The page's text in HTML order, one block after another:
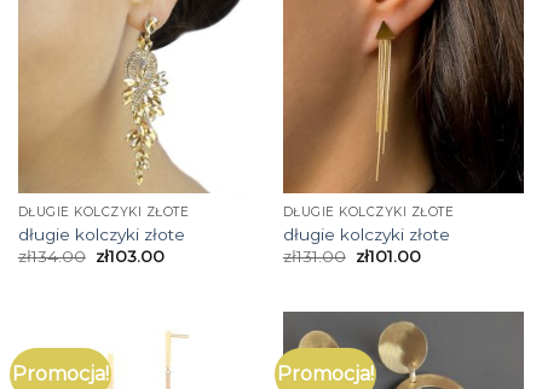
DŁUGIE KOLCZYKI ZŁOTE
długie kolczyki złote
zł134.00 zł103.00
DŁUGIE KOLCZYKI ZŁOTE
długie kolczyki złote
zł131.00 zł101.00
Promocja! Promocja!